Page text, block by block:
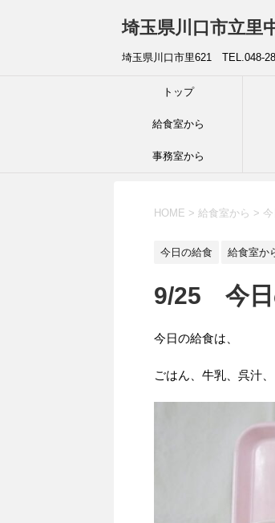
埼玉県川口市立里
埼玉県川口市里621 TEL.048-
トップ
給食室から
事務室から
HOME > 給食室から >
今日の給食 給食室か
9/25 今日
今日の給食は、
ごはん、牛乳、呉汁